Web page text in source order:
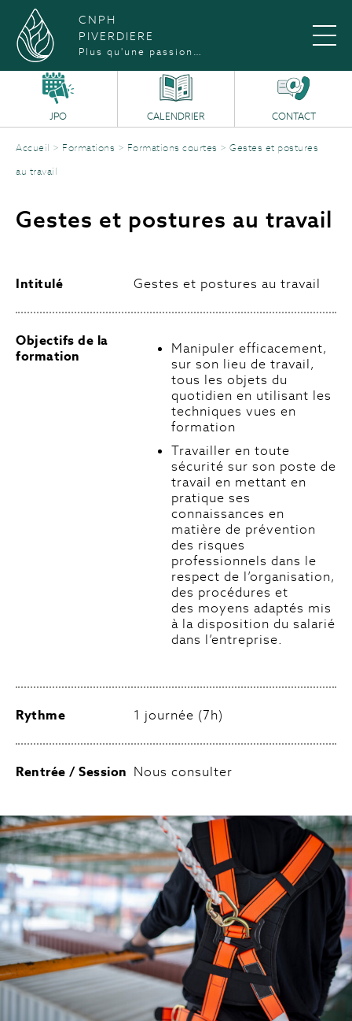
CNPH
PIVERDIERE
Plus qu'une passion…
JPO CALENDRIER CONTACT
Accueil > Formations > Formations courtes > Gestes et postures
au travail
Gestes et postures au travail
Intitulé Gestes et postures au travail
Objectifs de la
formation
Manipuler efficacement,
sur son lieu de travail,
tous les objets du
quotidien en utilisant les
techniques vues en
formation
Travailler en toute
sécurité sur son poste de
travail en mettant en
pratique ses
connaissances en
matière de prévention
des risques
professionnels dans le
respect de l’organisation,
des procédures et
des moyens adaptés mis
à la disposition du salarié
dans l’entreprise.
Rythme 1 journée (7h)
Rentrée / Session Nous consulter